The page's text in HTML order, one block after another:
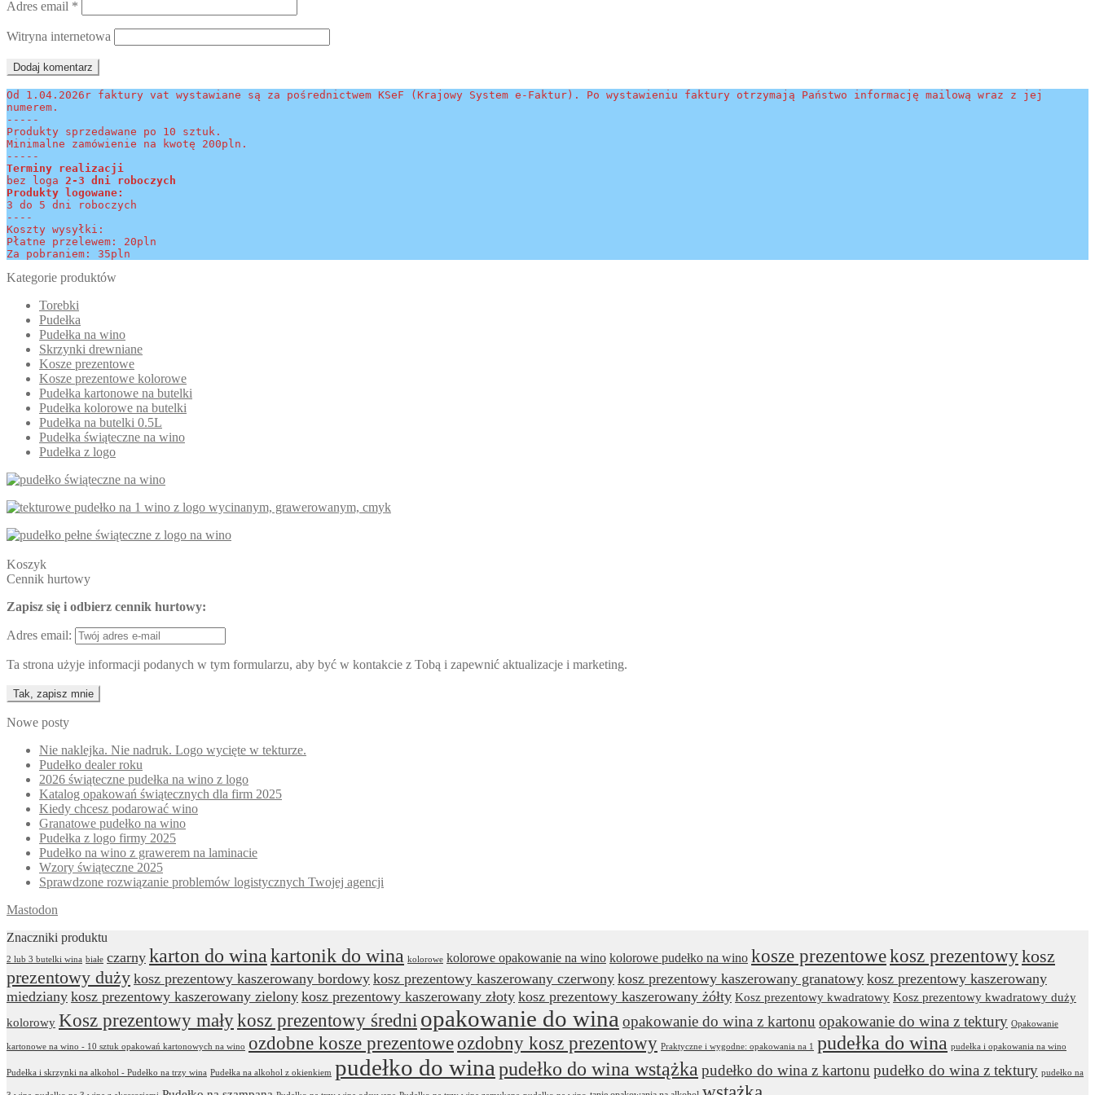
Adres email *
Witryna internetowa
Od 1.04.2026r faktury vat wystawiane są za pośrednictwem KSeF (Krajowy System e-Faktur). Po wystawieniu faktury otrzymają Państwo informację mailową wraz z jej
numerem.
-----
Produkty sprzedawane po 10 sztuk.
Minimalne zamówienie na kwotę 200pln.
-----
Terminy realizacji
bez loga 2-3 dni roboczych
Produkty logowane:
3 do 5 dni roboczych
----
Koszty wysyłki:
Płatne przelewem: 20pln
Za pobraniem: 35pln
Kategorie produktów
Torebki
Pudełka
Pudełka na wino
Skrzynki drewniane
Kosze prezentowe
Kosze prezentowe kolorowe
Pudełka kartonowe na butelki
Pudełka kolorowe na butelki
Pudełka na butelki 0.5L
Pudełka świąteczne na wino
Pudełka z logo
Koszyk
Cennik hurtowy
Zapisz się i odbierz cennik hurtowy:
Adres email:
Ta strona użyje informacji podanych w tym formularzu, aby być w kontakcie z Tobą i zapewnić aktualizacje i marketing.
Nowe posty
Nie naklejka. Nie nadruk. Logo wycięte w tekturze.
Pudełko dealer roku
2026 świąteczne pudełka na wino z logo
Katalog opakowań świątecznych dla firm 2025
Kiedy chcesz podarować wino
Granatowe pudełko na wino
Pudełka z logo firmy 2025
Pudełko na wino z grawerem na laminacie
Wzory świąteczne 2025
Sprawdzone rozwiązanie problemów logistycznych Twojej agencji
Mastodon
Znaczniki produktu
2 lub 3 butelki wina białe czarny karton do wina kartonik do wina kolorowe kolorowe opakowanie na wino kolorowe pudełko na wino kosze prezentowekosz prezentowykosz
prezentowy duży kosz prezentowy kaszerowany bordowy kosz prezentowy kaszerowany czerwony kosz prezentowy kaszerowany granatowy kosz prezentowy kaszerowany
miedziany kosz prezentowy kaszerowany zielony kosz prezentowy kaszerowany złoty kosz prezentowy kaszerowany żółty Kosz prezentowy kwadratowy Kosz prezentowy kwadratowy duży
kolorowy Kosz prezentowy małykosz prezentowy średni opakowanie do wina opakowanie do wina z kartonu opakowanie do wina z tektury Opakowanie
kartonowe na wino - 10 sztuk opakowań kartonowych na wino ozdobne kosze prezentoweozdobny kosz prezentowy Praktyczne i wygodne: opakowania na 1 pudełka do wina pudełka i opakowania na wino
Pudełka i skrzynki na alkohol - Pudełko na trzy wina Pudełka na alkohol z okienkiem pudełko do wina pudełko do wina wstążka pudełko do wina z kartonu pudełko do wina z tektury pudełko na